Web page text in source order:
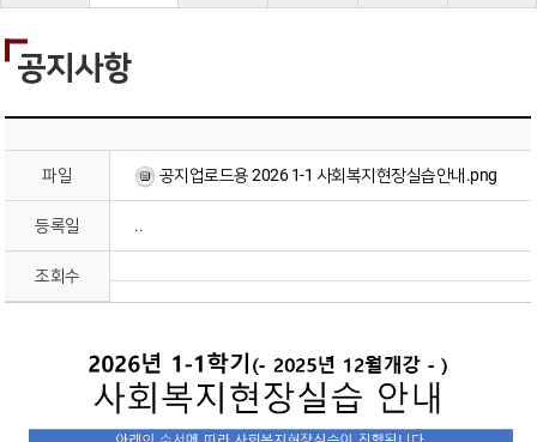
공지사항
파일 공지업로드용 2026 1-1 사회복지현장실습안내.png
등록일 ..
조회수